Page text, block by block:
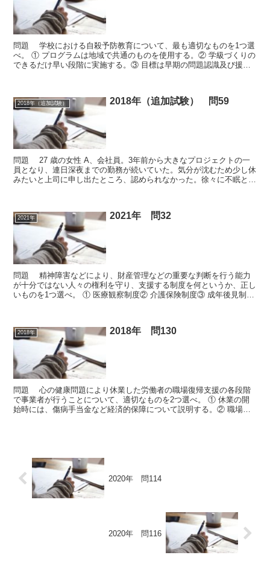
問題 学校における自殺予防教育について、最も適切なものを1つ選
べ。 ① プログラムは地域で共通のものを使用する。② 学級づくりの
できるだけ早い段階に実施する。③ 目標は早期の問題認識及び援助
2018年（追加試験） 2018年（追加試験） 問59
問題 27 歳の女性 A、会社員。3年前から大きなプロジェクトの一
員となり、連日深夜までの勤務が続いていた。気分が沈むため少し休
みたいと上司に申し出たところ、認められなかった。徐々に不眠と食
2021年 2021年 問32
問題 精神障害などにより、財産管理などの重要な判断を行う能力
が十分ではない人々の権利を守り、支援する制度を何というか、正し
いものを1つ選べ。 ① 医療観察制度② 介護保険制度③ 成年後見制度
2018年 2018年 問130
問題 心の健康問題により休業した労働者の職場復帰支援の各段階
で事業者が行うことについて、適切なものを2つ選べ。 ① 休業の開
始時には、傷病手当金など経済的保障について説明する。② 職場復
2020年 問114
2020年 問116